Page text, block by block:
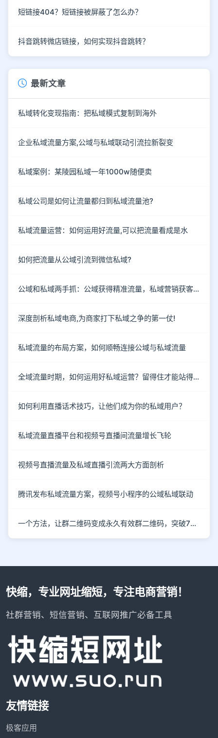
短链接404？短链接被屏蔽了怎么办？
抖音跳转微店链接，如何实现抖音跳转？
最新文章
私域转化变现指南：把私域模式复制到海外
企业私域流量方案,公域与私域联动引流拉新裂变
私域案例：某陵园私域一年1000w随便卖
私域公司是如何让流量都归到私域流量池?
私域流量运营：如何运用好流量,可以把流量看成是水
如何把流量从公域引流到微信私域?
公域和私域两手抓：公域获得精准流量，私域营销获客成单
深度剖析私域电商,为商家打下私域之争的第一仗!
私域流量的布局方案，如何顺畅连接公域与私域流量
全域流量时期，如何运用好私域运营？留得住才能站得住！
如何利用直播话术技巧，让他们成为你的私域用户？
私域流量直播平台和视频号直播间流量增长飞轮
视频号直播流量及私域直播引流两大方面剖析
腾讯发布私域流量方案，视频号小程序的公域私域联动
一个方法，让群二维码变成永久有效群二维码，突破7天的限制
快缩，专业网址缩短，专注电商营销！
社群营销、短信营销、互联网推广必备工具
友情链接
极客应用